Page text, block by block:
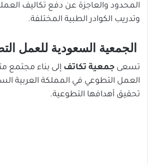
المحدود والعاجزة عن دفع تكاليف
وتدريب الكوادر الطبية المختلفة.
الجمعية السعودية للعمل
تسعى جمعية تكاتف إلى بناء مجتمع
العمل التطوعي في المملكة العربية
تحقيق أهدافها التطوعية.